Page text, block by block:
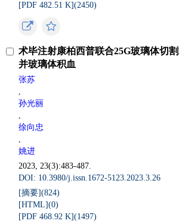
[PDF 482.51 K](2450)
术毕注射康柏西普联合25G玻璃体切
并玻璃体积血
张苏
,
孙光丽
,
徐向忠
,
姚进
2023, 23(3):483-487.
DOI: 10.3980/j.issn.1672-5123.2023.3.26
[摘要](824)
[HTML](0)
[PDF 468.92 K](1497)